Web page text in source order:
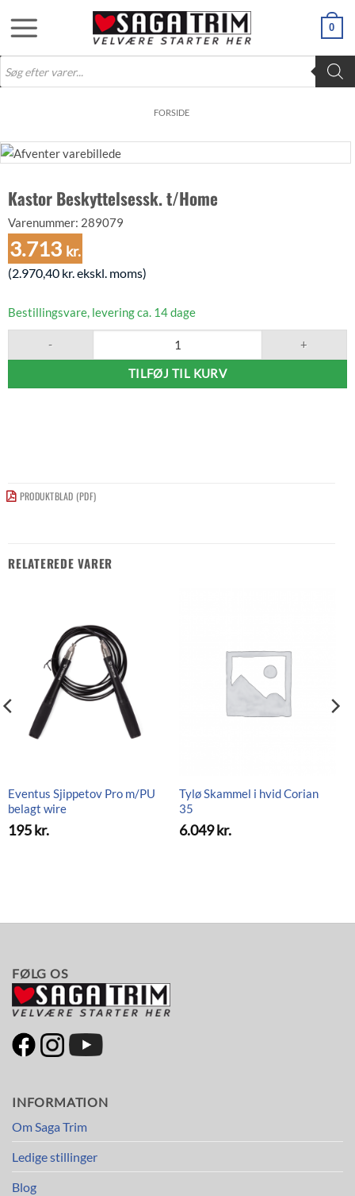
0
Products
search
FORSIDE
Kastor Beskyttelsessk. t/Home
Varenummer: 289079
3.713 kr.
(2.970,40 kr.ekskl. moms)
Bestillingsvare, levering ca. 14 dage
TILFØJ TIL KURV
PRODUKTBLAD (PDF)
RELATEREDE VARER
Eventus Sjippetov Pro m/PU
belagt wire
195kr.
Tylø Skammel i hvid Corian
35
6.049kr.
FØLG OS
INFORMATION
Om Saga Trim
Ledige stillinger
Blog